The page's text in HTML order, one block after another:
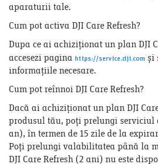
aparaturii tale.
Cum pot activa DJI Care Refresh?
Dupa ce ai achiziționat un plan DJI
accesezi pagina https://service.dji.com și
informațiile necesare.
Cum pot reînnoi DJI Care Refresh?
Dacă ai achiziționat un plan DJI
produsul tău, poți prelungi serviciul
an), în termen de 15 zile de la
Poți prelungi valabilitatea până la
DJI Care Refresh (2 ani) nu este